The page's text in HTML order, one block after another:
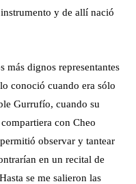
y de allí nació
más dignos representantes
conoció cuando era sólo
Gurrufío, cuando su
con Cheo
observar y tantear
en un recital de
se me salieron las